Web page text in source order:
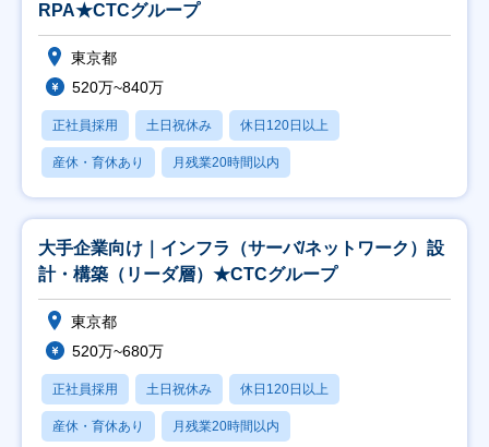
RPA★CTCグループ
東京都
520万~840万
正社員採用 土日祝休み 休日120日以上
産休・育休あり 月残業20時間以内
大手企業向け｜インフラ（サーバ/ネットワーク）設
計・構築（リーダ層）★CTCグループ
東京都
520万~680万
正社員採用 土日祝休み 休日120日以上
産休・育休あり 月残業20時間以内